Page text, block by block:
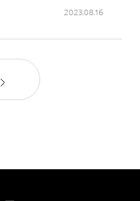
2023.08.16